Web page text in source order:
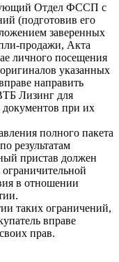
Отдел ФССП с
(подготовив его
заверенных
продажи, Акта
личного посещения
указанных
направить
Лизинг для
документов при их
полного пакета
результатам
пристав должен
в отношении
таких ограничений,
вправе
прав.